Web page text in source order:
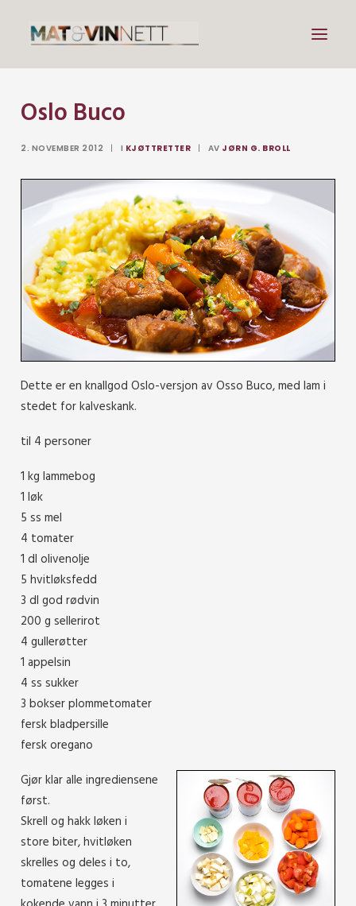
Mat
Lenker
Om vin
Om meg
Search
Oslo Buco
2. NOVEMBER 2012 | I KJØTTRETTER | AV JØRN G. BROLL
Dette er en knallgod Oslo-versjon av Osso Buco, med lam i
stedet for kalveskank.
til 4 personer
1 kg lammebog
1 løk
5 ss mel
4 tomater
1 dl olivenolje
5 hvitløksfedd
3 dl god rødvin
200 g sellerirot
4 gullerøtter
1 appelsin
4 ss sukker
3 bokser plommetomater
fersk bladpersille
fersk oregano
Gjør klar alle ingrediensene
først.
Skrell og hakk løken i
store biter, hvitløken
skrelles og deles i to,
tomatene legges i